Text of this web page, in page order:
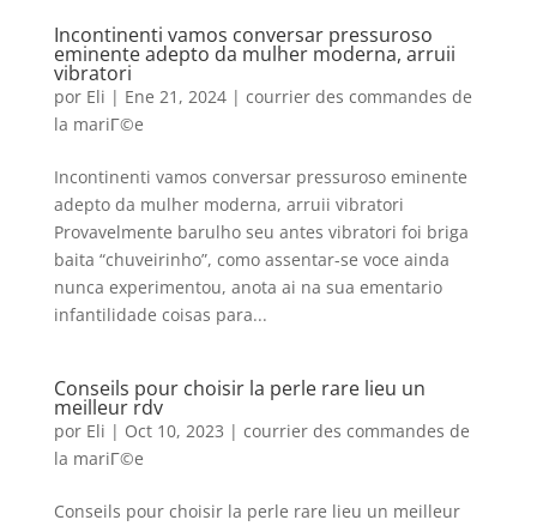
Incontinenti vamos conversar pressuroso
eminente adepto da mulher moderna, arruii
vibratori
por Eli | Ene 21, 2024| courrier des commandes de
la mariГ©e
Incontinenti vamos conversar pressuroso eminente
adepto da mulher moderna, arruii vibratori
Provavelmente barulho seu antes vibratori foi briga
baita “chuveirinho”, como assentar-se voce ainda
nunca experimentou, anota ai na sua ementario
infantilidade coisas para...
Conseils pour choisir la perle rare lieu un
meilleur rdv
por Eli | Oct 10, 2023 | courrier des commandes de
la mariГ©e
Conseils pour choisir la perle rare lieu un meilleur